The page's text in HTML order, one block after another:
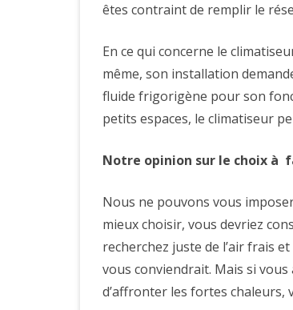
êtes contraint de remplir le
En ce qui concerne le
même, son installation
fluide frigorigène pour son
petits espaces, le climatiseur
Notre opinion sur le choix à
Nous ne pouvons vous
mieux choisir, vous devriez
recherchez juste de l’air frais
vous conviendrait. Mais si
d’affronter les fortes